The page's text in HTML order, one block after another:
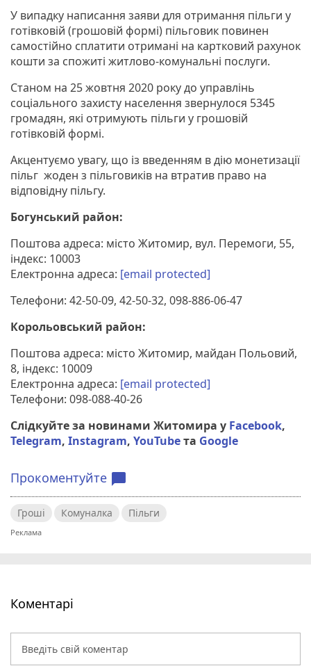
У випадку написання заяви для отримання пільги у
готівковій (грошовій формі) пільговик повинен
самостійно сплатити отримані на картковий рахунок
кошти за спожиті житлово-комунальні послуги.
Станом на 25 жовтня 2020 року до управлінь
соціального захисту населення звернулося 5345
громадян, які отримують пільги у грошовій
готівковій формі.
Акцентуємо увагу, що із введенням в дію монетизації
пільг жоден з пільговиків на втратив право на
відповідну пільгу.
Богунський район:
Поштова адреса: місто Житомир, вул. Перемоги, 55,
індекс: 10003
Електронна адреса: [email protected]
Телефони: 42-50-09, 42-50-32, 098-886-06-47
Корольовський район:
Поштова адреса: місто Житомир, майдан Польовий,
8, індекс: 10009
Електронна адреса: [email protected]
Телефони: 098-088-40-26
Слідкуйте за новинами Житомира у Facebook,
Telegram, Instagram, YouTubeта Google
Прокоментуйте chat_bubble
Гроші Комуналка Пільги
Коментарі